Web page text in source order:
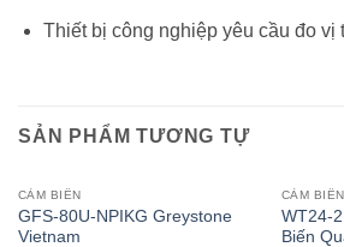
Thiết bị công nghiệp yêu cầu đo vị
SẢN PHẨM TƯƠNG TỰ
CẢM BIẾN
GFS-80U-NPIKG Greystone
Vietnam
CẢM BIẾN
WT24-
Biến